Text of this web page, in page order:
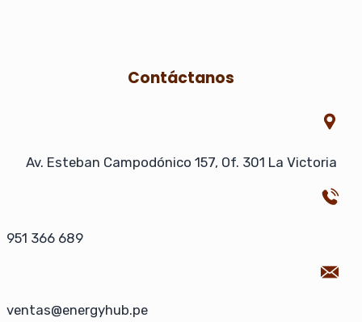
Contáctanos
Av. Esteban Campodónico 157, Of. 301 La Victoria
951 366 689
ventas@energyhub.pe